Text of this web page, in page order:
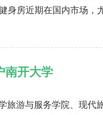
身房近期在国内市场，
南开大学
旅游与服务学院、现代